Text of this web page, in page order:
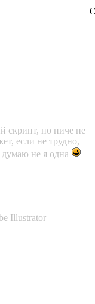
скрипт, но ниче не
если не трудно,
думаю не я одна
Illustrator